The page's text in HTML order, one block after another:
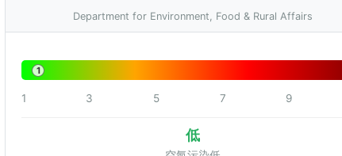
Department for Environment, Food & Rural Affairs
1
1 3 5 7 9
低